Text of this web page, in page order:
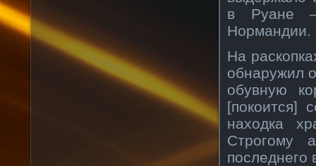
в Руане
Нормандии.
На
обнаружил
обувную
[покоится]
находка
Строгому
последнего